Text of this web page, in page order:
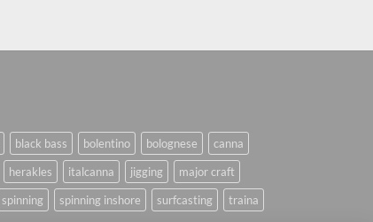
black bass bolentino bolognese
canna
herakles italcanna jigging
major craft
spinning spinning inshore surfcasting
traina